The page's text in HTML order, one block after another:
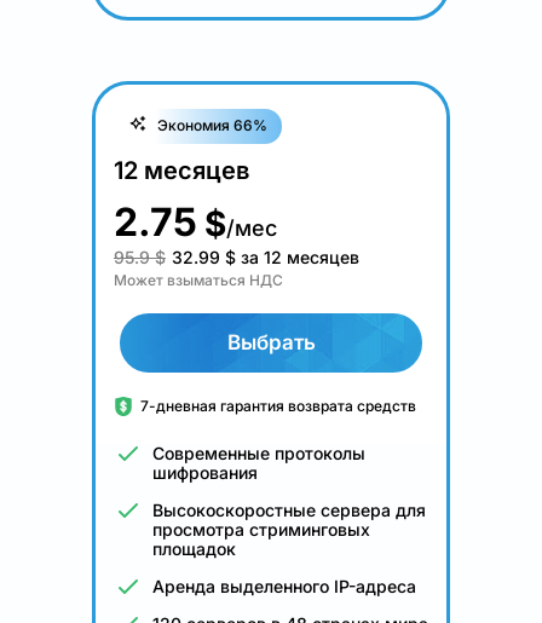
Экономия 66%
12 месяцев
2.75 $/мес
95.9 $ 32.99 $ за 12 месяцев
Может взыматься НДС
Выбрать
7-дневная гарантия возврата средств
Современные протоколы
шифрования
Высокоскоростные сервера для
просмотра стриминговых
площадок
Аренда выделенного IP-адреса